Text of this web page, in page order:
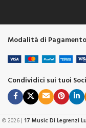
Modalità di
Condividici sui tuoi
© 2026 | 17 Music Di Legrenzi